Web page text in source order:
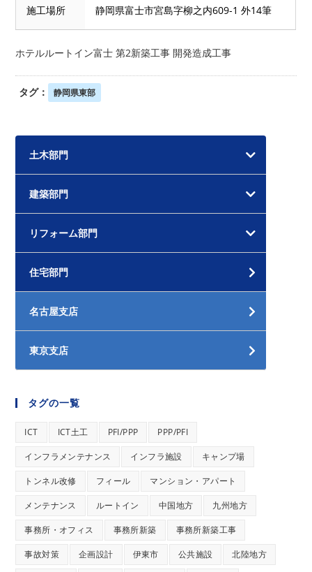
施工場所 静岡県富士市宮島字柳之内609-1 外14筆
ホテルルートイン富士 第2新築工事 開発造成工事
タグ： 静岡県東部
土木部門
建築部門
リフォーム部門
住宅部門
名古屋支店
東京支店
タグの一覧
ICT ICT土工 PFI/PPP PPP/PFI
インフラメンテナンス インフラ施設 キャンプ場
トンネル改修 フィール マンション・アパート
メンテナンス ルートイン 中国地方 九州地方
事務所・オフィス 事務所新築 事務所新築工事
事故対策 企画設計 伊東市 公共施設 北陸地方